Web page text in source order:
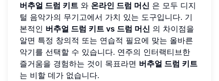
버추얼 드럼 키트 와 온라인 드럼 머신 은 모두 디지
털 음악가의 무기고에서 가치 있는 도구입니다. 기
본적인 버추얼 드럼 키트 vs 드럼 머신 의 차이점을
알면 특정 창의적 또는 연습적 필요에 맞는 올바른
악기를 선택할 수 있습니다. 연주의 인터랙티브한
즐거움을 경험하는 것이 목표라면 버추얼 드럼 키트
는 비할 데가 없습니다.